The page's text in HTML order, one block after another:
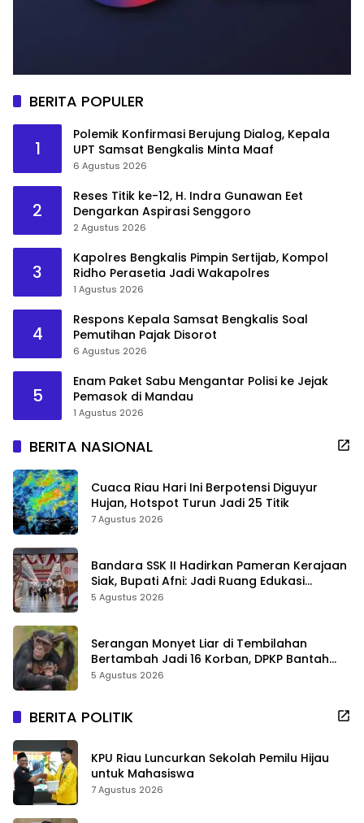
BERITA POPULER
1
Polemik Konfirmasi Berujung Dialog, Kepala
UPT Samsat Bengkalis Minta Maaf
6 Agustus 2026
2
Reses Titik ke-12, H. Indra Gunawan Eet
Dengarkan Aspirasi Senggoro
2 Agustus 2026
3
Kapolres Bengkalis Pimpin Sertijab, Kompol
Ridho Perasetia Jadi Wakapolres
1 Agustus 2026
4
Respons Kepala Samsat Bengkalis Soal
Pemutihan Pajak Disorot
6 Agustus 2026
5
Enam Paket Sabu Mengantar Polisi ke Jejak
Pemasok di Mandau
1 Agustus 2026
BERITA NASIONAL
Cuaca Riau Hari Ini Berpotensi Diguyur
Hujan, Hotspot Turun Jadi 25 Titik
7 Agustus 2026
Bandara SSK II Hadirkan Pameran Kerajaan
Siak, Bupati Afni: Jadi Ruang Edukasi
Sejarah Riau
5 Agustus 2026
Serangan Monyet Liar di Tembilahan
Bertambah Jadi 16 Korban, DPKP Bantah
Video Gerombolan Viral
5 Agustus 2026
BERITA POLITIK
KPU Riau Luncurkan Sekolah Pemilu Hijau
untuk Mahasiswa
7 Agustus 2026